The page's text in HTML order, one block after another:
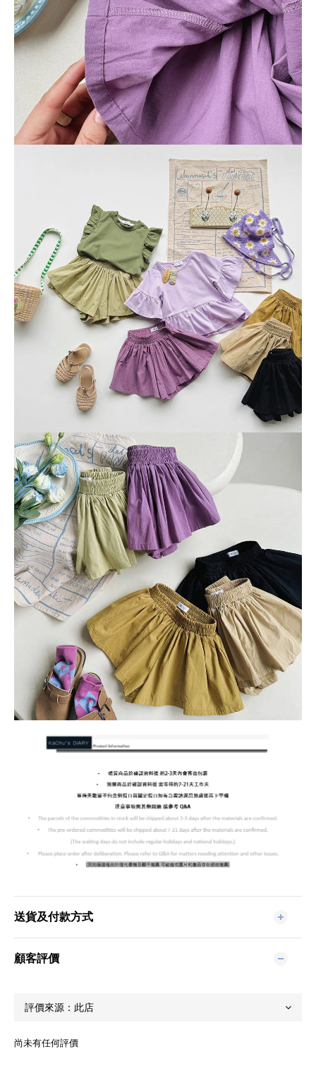
送貨及付款方式
顧客評價
尚未有任何評價